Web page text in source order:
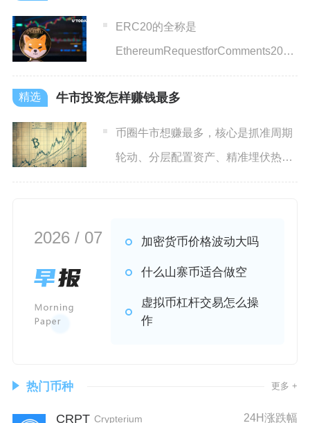
ERC20的全称是
EthereumRequestforComments20，
即以太坊征求意
牛市投资怎样赚钱最多
币圈牛市想赚最多，核心是抓准周期
轮动、分层配置资产、精准埋伏热点
并严格执行分批止盈，同时避
2026 / 07 加密货币价格波动大吗
什么山寨币适合做空
虚拟币杠杆交易怎么操
作
热门币种 更多 +
CRPT Crypterium 24H涨跌幅